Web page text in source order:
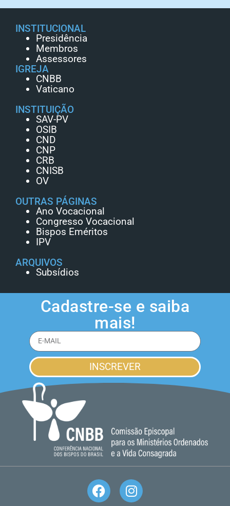
INSTITUCIONAL
Presidência
Membros
Assessores
IGREJA
CNBB
Vaticano
INSTITUIÇÃO
SAV-PV
OSIB
CND
CNP
CRB
CNISB
OV
OUTRAS PÁGINAS
Ano Vocacional
Congresso Vocacional
Bispos Eméritos
IPV
ARQUIVOS
Subsídios
Cadastre-se e saiba
mais!
INSCREVER